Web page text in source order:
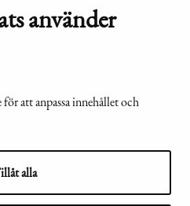
använder
att anpassa innehållet och
alla